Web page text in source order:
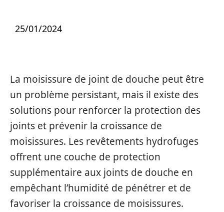
25/01/2024
La moisissure de joint de douche peut être
un problème persistant, mais il existe des
solutions pour renforcer la protection des
joints et prévenir la croissance de
moisissures. Les revêtements hydrofuges
offrent une couche de protection
supplémentaire aux joints de douche en
empêchant l’humidité de pénétrer et de
favoriser la croissance de moisissures.